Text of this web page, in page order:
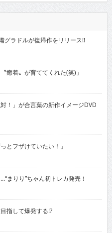
グラドルが復帰作をリリース!!
着〟が育ててくれた(笑)」
！」が合言葉の新作イメージDVD
とフザけていたい！」
りり”ちゃん初トレカ発売！
指して爆発する!?